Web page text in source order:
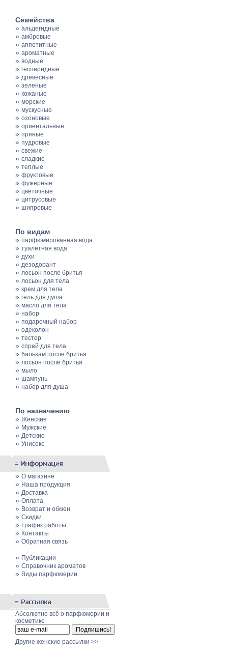
Семейства
» альдегидные
» амбровые
» аппетитные
» ароматные
» водные
» гесперидные
» древесные
» зеленые
» кожаные
» морские
» мускусные
» озоновые
» ориентальные
» пряные
» пудровые
» свежие
» сладкие
» теплые
» фруктовые
» фужерные
» цветочные
» цитрусовые
» шипровые
По видам
» парфюмированная вода
» туалетная вода
» духи
» дезодорант
» лосьон после бритья
» лосьон для тела
» крем для тела
» гель для душа
» масло для тела
» набор
» подарочный набор
» одеколон
» тестер
» спрей для тела
» бальзам после бритья
» лосьон после бритья
» мыло
» шампунь
» набор для душа
По назначению
» Женские
» Мужские
» Детские
» Унисекс
» О магазине
» Наша продукция
» Доставка
» Оплата
» Возврат и обмен
» Скидки
» График работы
» Контакты
» Обратная связь
» Публикации
» Cправочник ароматов
» Виды парфюмерии
Абсолютно всё о парфюмерии и
косметике
Другие женские рассылки >>